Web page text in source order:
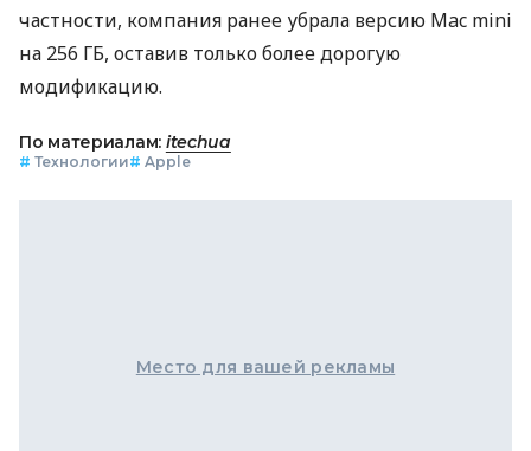
частности, компания ранее убрала версию Mac mini
на 256 ГБ, оставив только более дорогую
модификацию.
По материалам: itechua
# Технологии# Apple
Место для вашей рекламы